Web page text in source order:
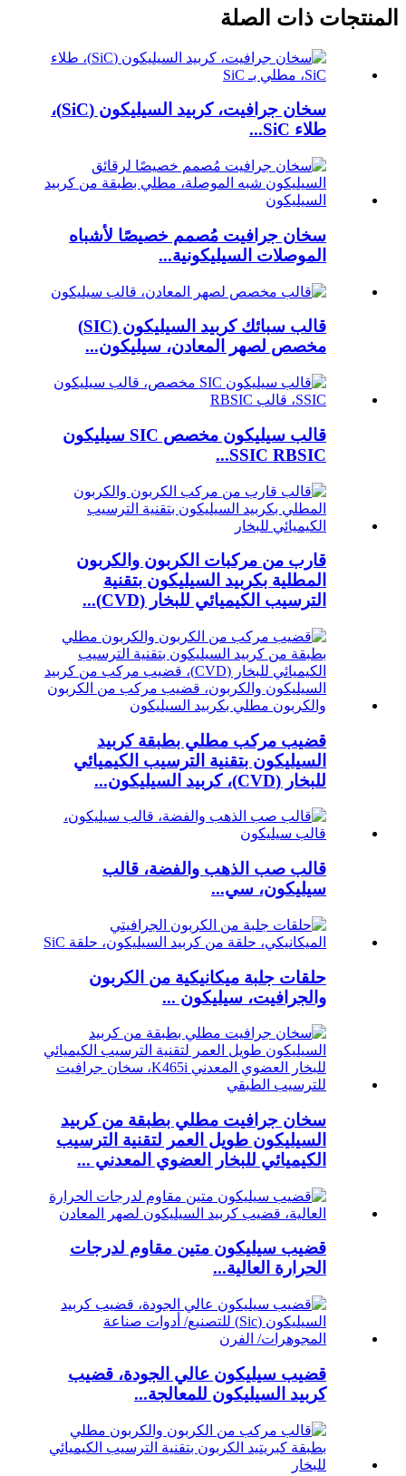
المنتجات ذات الصلة
سخان جرافيت، كربيد السيليكون (SiC)،
طلاء SiC...
سخان جرافيت مُصمم خصيصًا لأشباه
الموصلات السيليكونية...
قالب سبائك كربيد السيليكون (SIC)
مخصص لصهر المعادن، سيليكون...
قالب سيليكون مخصص SIC سيليكون
SSIC RBSIC...
قارب من مركبات الكربون والكربون
المطلية بكربيد السيليكون بتقنية
الترسيب الكيميائي للبخار (CVD)...
قضيب مركب مطلي بطبقة كربيد
السيليكون بتقنية الترسيب الكيميائي
للبخار (CVD)، كربيد السيليكون...
قالب صب الذهب والفضة، قالب
سيليكون، سي...
حلقات جلبة ميكانيكية من الكربون
والجرافيت، سيليكون ...
سخان جرافيت مطلي بطبقة من كربيد
السيليكون طويل العمر لتقنية الترسيب
الكيميائي للبخار العضوي المعدني ...
قضيب سيليكون متين مقاوم لدرجات
الحرارة العالية...
قضيب سيليكون عالي الجودة، قضيب
كربيد السيليكون للمعالجة...